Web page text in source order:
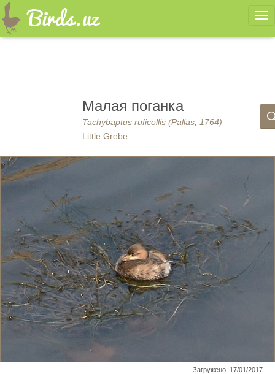
Малая поганка
Tachybaptus ruficollis (Pallas, 1764)
Little Grebe
Загружено: 17/01/2017